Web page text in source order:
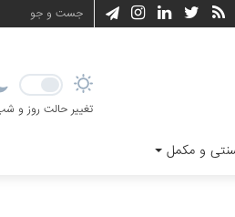
تغییر حالت روز و
و مکمل